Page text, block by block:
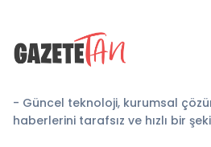
- Güncel teknoloji, kurumsal
haberlerini tarafsız ve hızlı bir